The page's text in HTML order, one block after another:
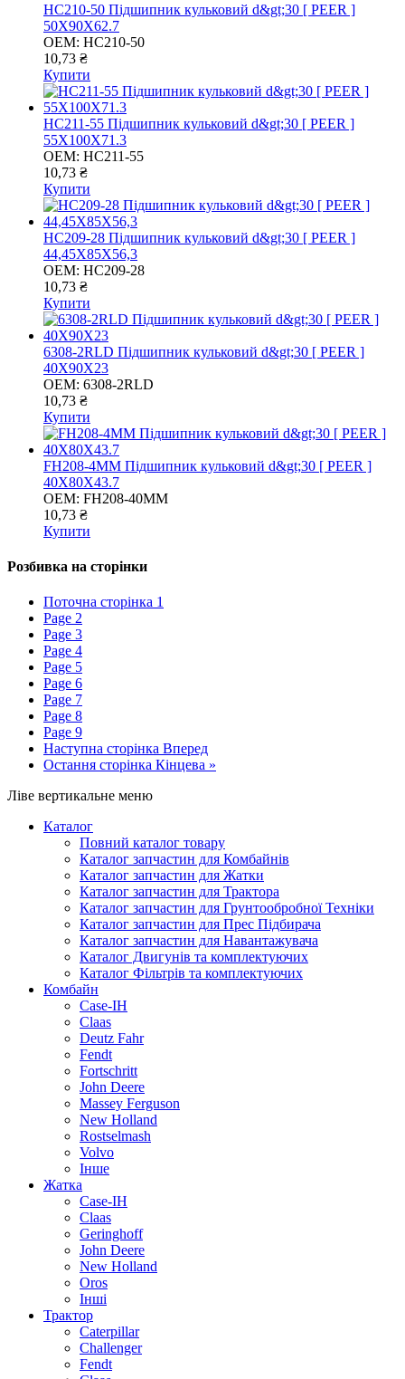
HC210-50 Підшипник кульковий d&gt;30 [ PEER ]
50X90X62.7
OEM: HC210-50
10,73 ₴
Купити
HC211-55 Підшипник кульковий d&gt;30 [ PEER ]
55X100X71.3
OEM: HC211-55
10,73 ₴
Купити
HC209-28 Підшипник кульковий d&gt;30 [ PEER ]
44,45X85X56,3
OEM: HC209-28
10,73 ₴
Купити
6308-2RLD Підшипник кульковий d&gt;30 [ PEER ]
40X90X23
OEM: 6308-2RLD
10,73 ₴
Купити
FH208-4MM Підшипник кульковий d&gt;30 [ PEER ]
40X80X43.7
OEM: FH208-40MM
10,73 ₴
Купити
Розбивка на сторінки
Поточна сторінка 1
Page 2
Page 3
Page 4
Page 5
Page 6
Page 7
Page 8
Page 9
Наступна сторінка Вперед
Остання сторінка Кінцева »
Ліве вертикальне меню
Каталог
Повний каталог товару
Каталог запчастин для Комбайнів
Каталог запчастин для Жатки
Каталог запчастин для Трактора
Каталог запчастин для Грунтообробної Техніки
Каталог запчастин для Прес Підбирача
Каталог запчастин для Навантажувача
Каталог Двигунів та комплектуючих
Каталог Фільтрів та комплектуючих
Комбайн
Case-IH
Claas
Deutz Fahr
Fendt
Fortschritt
John Deere
Massey Ferguson
New Holland
Rostselmash
Volvo
Інше
Жатка
Case-IH
Claas
Geringhoff
John Deere
New Holland
Oros
Інші
Трактор
Caterpillar
Challenger
Fendt